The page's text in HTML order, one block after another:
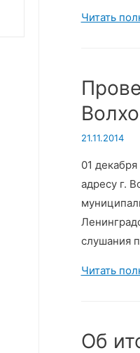
Проведены
проекту
бюджета
Волхов
на
2015
год
Читать
21.11.2014
01
адресу г.
слушания
Проведены
МО
Читать
Об